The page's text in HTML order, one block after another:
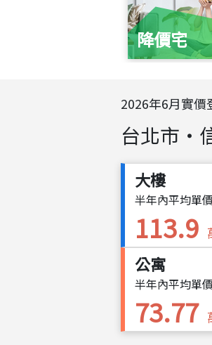
降價宅
2026年6月實價
台北市 ・
大樓
半年內平均單價
113.9
公寓
半年內平均單價
73.77